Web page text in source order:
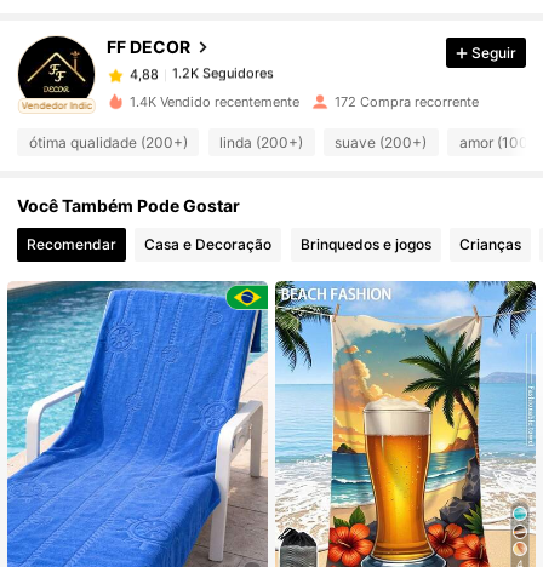
Vendedor Indicado
FF DECOR
1.2K Seguidores
a***2 pago1 dia atrás
4,88 1.2K Seguidores
4,88 1.2K Seguidores
4,88 1.2K Seguidores
4,88 1.2K Seguidores
4,88 1.2K Seguidores
4,88 1.2K Seguidores
Seguir
1.4K Vendido recentemente 172 Compra recorrente
ótima qualidade (200+) linda (200+) suave (200+) amor (100+)
Você Também Pode Gostar
Recomendar Casa e Decoração Brinquedos e jogos Crianças
4